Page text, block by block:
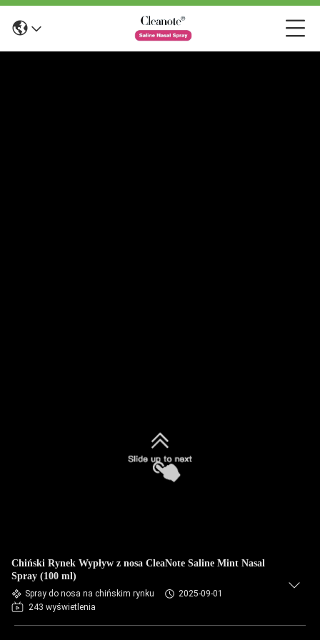
Chiński Rynek Wypływ z nosa CleaNote Saline Mint Nasal
Spray (100 ml)
Spray do nosa na chińskim rynku
2025-09-01
243 wyświetlenia